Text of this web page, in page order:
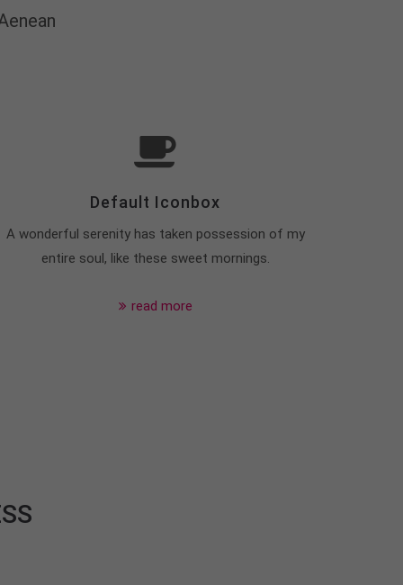
Default Iconbox
A wonderful serenity has taken possession of my
entire soul, like these sweet mornings.
read more